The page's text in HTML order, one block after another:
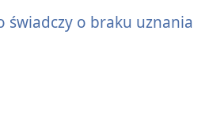
świadczy o braku uznania